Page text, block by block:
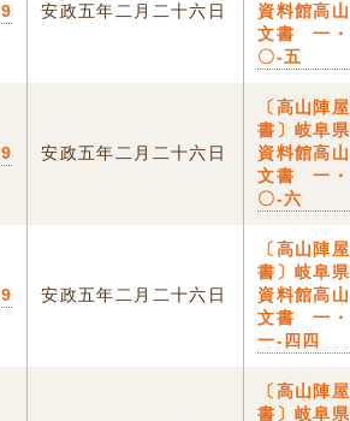
安政五年二月二十六日
資料館高
文書 一
〇-五
安政五年二月二十六日
〔高山陣
書〕岐阜
資料館高
文書 一
〇-六
安政五年二月二十六日
〔高山陣
書〕岐阜
資料館高
文書 一
一-四四
〔高山陣
書〕岐阜